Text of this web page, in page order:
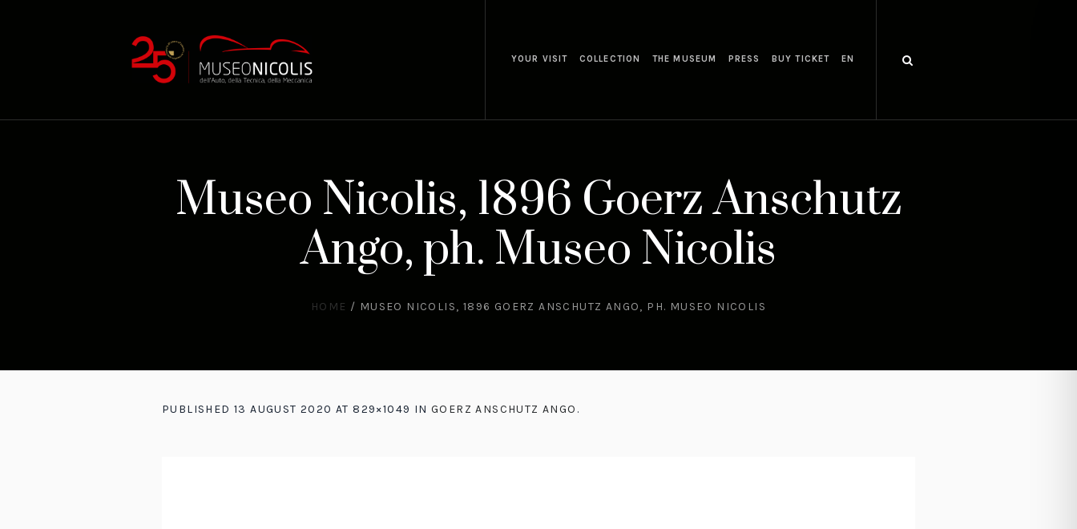
YOUR VISIT COLLECTION THE MUSEUM PRESS BUY TICKET EN
Museo Nicolis, 1896 Goerz Anschutz
Ango, ph. Museo Nicolis
HOME / MUSEO NICOLIS, 1896 GOERZ ANSCHUTZ ANGO, PH. MUSEO NICOLIS
PUBLISHED 13 AUGUST 2020 AT 829×1049 INGOERZ ANSCHUTZ ANGO .